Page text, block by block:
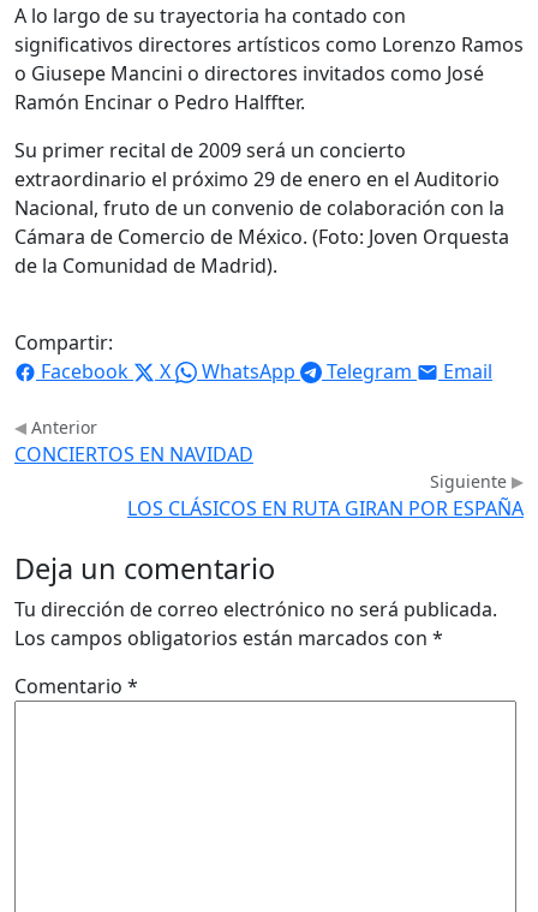
A lo largo de su trayectoria ha contado con
significativos directores artísticos como Lorenzo Ramos
o Giusepe Mancini o directores invitados como José
Ramón Encinar o Pedro Halffter.
Su primer recital de 2009 será un concierto
extraordinario el próximo 29 de enero en el Auditorio
Nacional, fruto de un convenio de colaboración con la
Cámara de Comercio de México. (Foto: Joven Orquesta
de la Comunidad de Madrid).
Compartir:
Facebook
X WhatsApp Telegram Email
Anterior
CONCIERTOS EN NAVIDAD
Siguiente
LOS CLÁSICOS EN RUTA GIRAN POR ESPAÑA
Deja un comentario
Tu dirección de correo electrónico no será publicada.
Los campos obligatorios están marcados con *
Comentario *